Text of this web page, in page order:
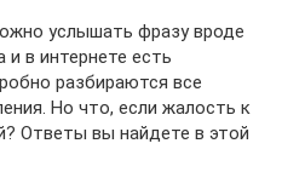
услышать фразу вроде
и в интернете есть
разбираются все
Но что, если жалость к
Ответы вы найдете в этой